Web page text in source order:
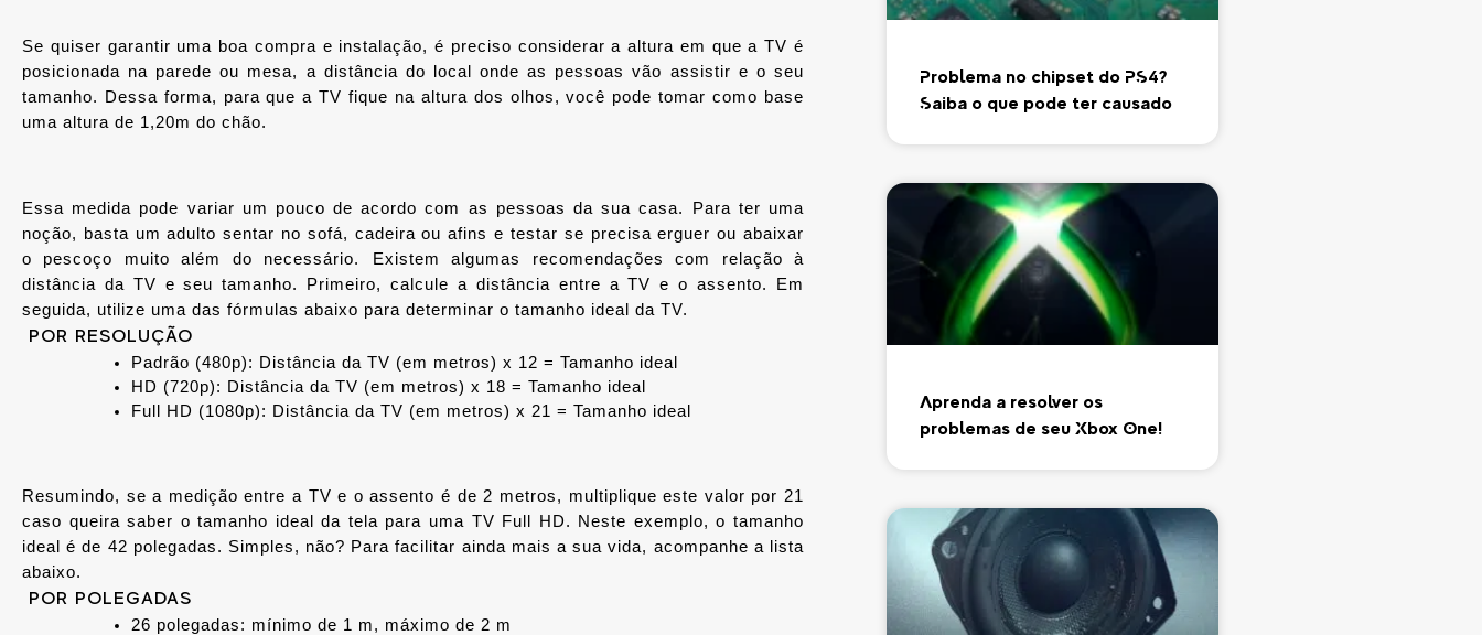
Se quiser garantir uma boa compra e instalação, é preciso considerar a altura em que a TV é
posicionada na parede ou mesa, a distância do local onde as pessoas vão assistir e o seu
tamanho. Dessa forma, para que a TV fique na altura dos olhos, você pode tomar como base
uma altura de 1,20m do chão.
Essa medida pode variar um pouco de acordo com as pessoas da sua casa. Para ter uma
noção, basta um adulto sentar no sofá, cadeira ou afins e testar se precisa erguer ou abaixar
o pescoço muito além do necessário.
Existem algumas recomendações com relação à
distância da TV e seu tamanho. Primeiro, calcule a distância entre a TV e o assento. Em
seguida, utilize uma das fórmulas abaixo para determinar o tamanho ideal da TV.
POR RESOLUÇÃO
Padrão (480p): Distância da TV (em metros) x 12 = Tamanho ideal
HD (720p): Distância da TV (em metros) x 18 = Tamanho ideal
Full HD (1080p): Distância da TV (em metros) x 21 = Tamanho ideal
Resumindo, se a medição entre a TV e o assento é de 2 metros, multiplique este valor por 21
caso queira saber o tamanho ideal da tela para uma TV Full HD. Neste exemplo, o tamanho
ideal é de 42 polegadas. Simples, não? Para facilitar ainda mais a sua vida, acompanhe a lista
abaixo.
POR POLEGADAS
26 polegadas: mínimo de 1 m, máximo de 2 m
Problema no chipset do PS4?
Saiba o que pode ter causado
Aprenda a resolver os
problemas de seu Xbox One!